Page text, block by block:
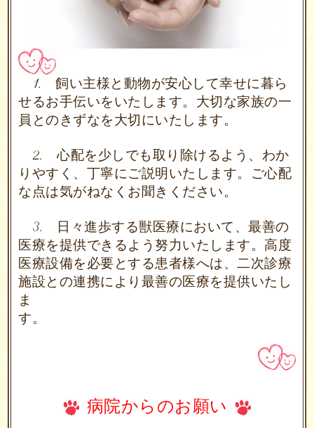
1. 飼い主様と動物が安心して幸せに暮ら
せるお手伝いをいたします。 大切な家族の一
員とのきずなを大切にいたします。
2. 心配を少しでも取り除けるよう、わか
りやすく、丁寧にご説明いたします。ご心配
な点は気がねなくお聞きください。
3. 日々進歩する獣医療において、最善の
医療を提供できるよう 努力いたします。高度
医療設備を必要とする患者様へは、二次診療
施設との連携により最善の医療を提供いたし
ま
す。
病院からのお願い